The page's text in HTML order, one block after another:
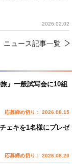
2026.02.02
ニュース記事一覧
』一般試写会に10組
応募締め切り： 2026.08.15
ェキを1名様にプレゼ
応募締め切り： 2026.08.20